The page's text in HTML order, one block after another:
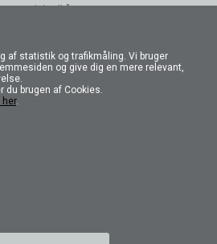
af statistik og trafikmåling. Vi bruger
og give dig en mere relevant,
du brugen af Cookies.
.
B2B Log ud